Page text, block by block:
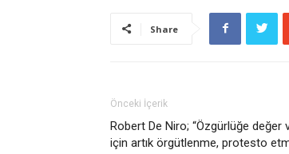
Share
Önceki İçerik
Robert De Niro; “Özgürlüğe değer
için artık örgütlenme, protesto